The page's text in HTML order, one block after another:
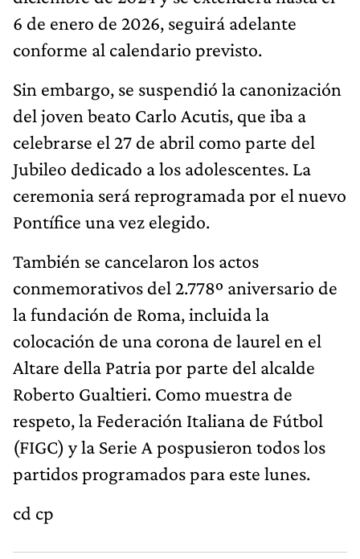
6 de enero de 2026, seguirá adelante
conforme al calendario previsto.
Sin embargo, se suspendió la canonización
del joven beato Carlo Acutis, que iba a
celebrarse el 27 de abril como parte del
Jubileo dedicado a los adolescentes. La
ceremonia será reprogramada por el nuevo
Pontífice una vez elegido.
También se cancelaron los actos
conmemorativos del 2.778º aniversario de
la fundación de Roma, incluida la
colocación de una corona de laurel en el
Altare della Patria por parte del alcalde
Roberto Gualtieri. Como muestra de
respeto, la Federación Italiana de Fútbol
(FIGC) y la Serie A pospusieron todos los
partidos programados para este lunes.
cd cp